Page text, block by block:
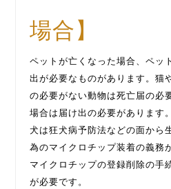
場合】
ペットが亡くなった場合、ペッ
出が必要なものがあります。猫
の必要がない動物は死亡届の必
場合は届け出の必要があります。
犬は狂犬病予防法などの面から
為のマイクロチップ装着の義務
マイクロチップの登録削除の手
が必要です。